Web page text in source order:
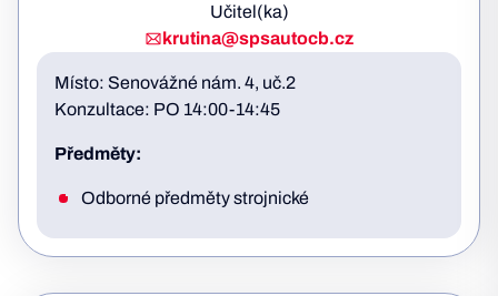
Učitel(ka)
krutina@spsautocb.cz
Místo: Senovážné nám. 4, uč.2
Konzultace: PO 14:00-14:45
Předměty:
Odborné předměty strojnické